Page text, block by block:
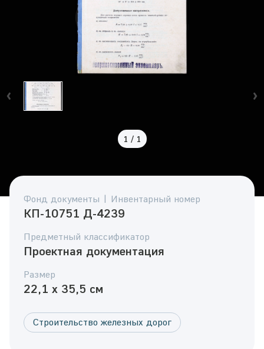
1 / 1
Фонд документы | Инвентарный номер
КП-10751 Д-4239
Предметный классификатор
Проектная документация
Размер
22,1 x 35,5 см
Строительство железных дорог